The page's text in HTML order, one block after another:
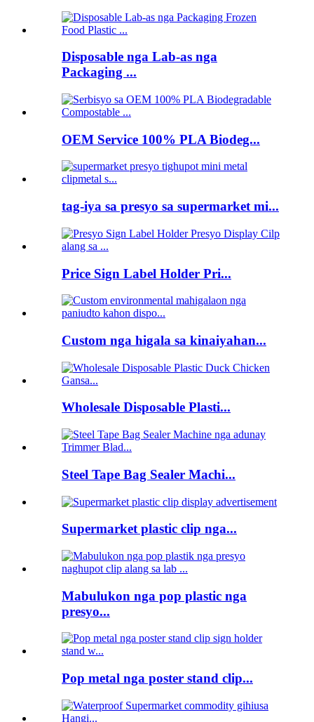
Disposable nga Lab-as nga
Packaging ...
OEM Service 100% PLA Biodeg...
tag-iya sa presyo sa supermarket mi...
Price Sign Label Holder Pri...
Custom nga higala sa kinaiyahan...
Wholesale Disposable Plasti...
Steel Tape Bag Sealer Machi...
Supermarket plastic clip nga...
Mabulukon nga pop plastic nga
presyo...
Pop metal nga poster stand clip...